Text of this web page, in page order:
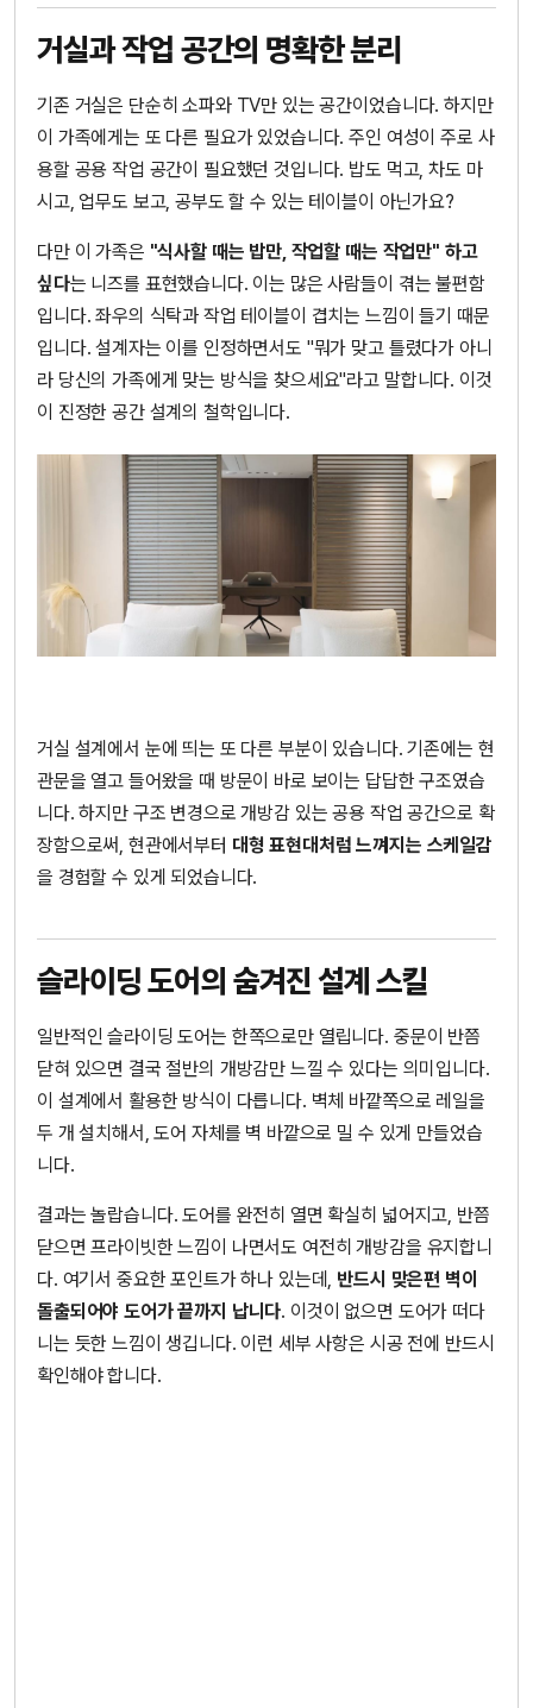
거실과 작업 공간의 명확한 분리
기존 거실은 단순히 소파와 TV만 있는 공간이었습니다. 하지만
이 가족에게는 또 다른 필요가 있었습니다. 주인 여성이 주로 사
용할 공용 작업 공간이 필요했던 것입니다. 밥도 먹고, 차도 마
시고, 업무도 보고, 공부도 할 수 있는 테이블이 아닌가요?
다만 이 가족은 "식사할 때는 밥만, 작업할 때는 작업만" 하고
싶다는 니즈를 표현했습니다. 이는 많은 사람들이 겪는 불편함
입니다. 좌우의 식탁과 작업 테이블이 겹치는 느낌이 들기 때문
입니다. 설계자는 이를 인정하면서도 "뭐가 맞고 틀렸다가 아니
라 당신의 가족에게 맞는 방식을 찾으세요"라고 말합니다. 이것
이 진정한 공간 설계의 철학입니다.
거실 설계에서 눈에 띄는 또 다른 부분이 있습니다. 기존에는 현
관문을 열고 들어왔을 때 방문이 바로 보이는 답답한 구조였습
니다. 하지만 구조 변경으로 개방감 있는 공용 작업 공간으로 확
장함으로써, 현관에서부터 대형 표현대처럼 느껴지는 스케일감
을 경험할 수 있게 되었습니다.
슬라이딩 도어의 숨겨진 설계 스킬
일반적인 슬라이딩 도어는 한쪽으로만 열립니다. 중문이 반쯤
닫혀 있으면 결국 절반의 개방감만 느낄 수 있다는 의미입니다.
이 설계에서 활용한 방식이 다릅니다. 벽체 바깥쪽으로 레일을
두 개 설치해서, 도어 자체를 벽 바깥으로 밀 수 있게 만들었습
니다.
결과는 놀랍습니다. 도어를 완전히 열면 확실히 넓어지고, 반쯤
닫으면 프라이빗한 느낌이 나면서도 여전히 개방감을 유지합니
다. 여기서 중요한 포인트가 하나 있는데, 반드시 맞은편 벽이
돌출되어야 도어가 끝까지 납니다. 이것이 없으면 도어가 떠다
니는 듯한 느낌이 생깁니다. 이런 세부 사항은 시공 전에 반드시
확인해야 합니다.